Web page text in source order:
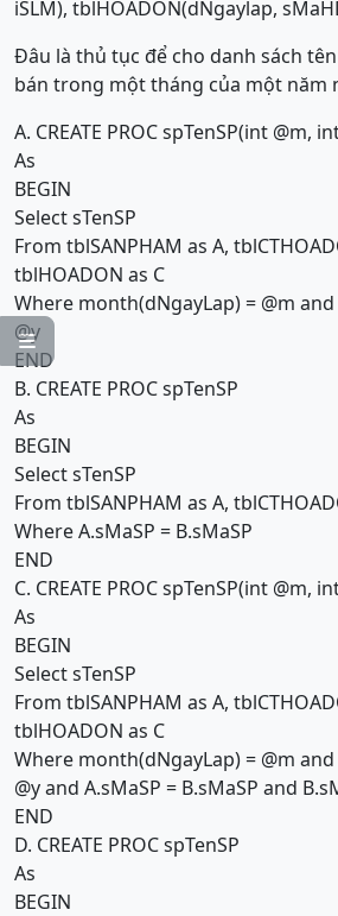

iSLM), tblHOADON(dNgaylap,
Đâu là thủ tục để cho danh sách
bán trong một tháng của một năm
A. CREATE PROC spTenSP(int @m,
As
BEGIN
Select sTenSP
From tblSANPHAM as A,
tblHOADON as C
Where month(dNgayLap) = @m
@y
END
B. CREATE PROC spTenSP
As
BEGIN
Select sTenSP
From tblSANPHAM as A,
Where A.sMaSP = B.sMaSP
END
C. CREATE PROC spTenSP(int @m,
As
BEGIN
Select sTenSP
From tblSANPHAM as A,
tblHOADON as C
Where month(dNgayLap) = @m
@y and A.sMaSP = B.sMaSP and
END
D. CREATE PROC spTenSP
As
BEGIN